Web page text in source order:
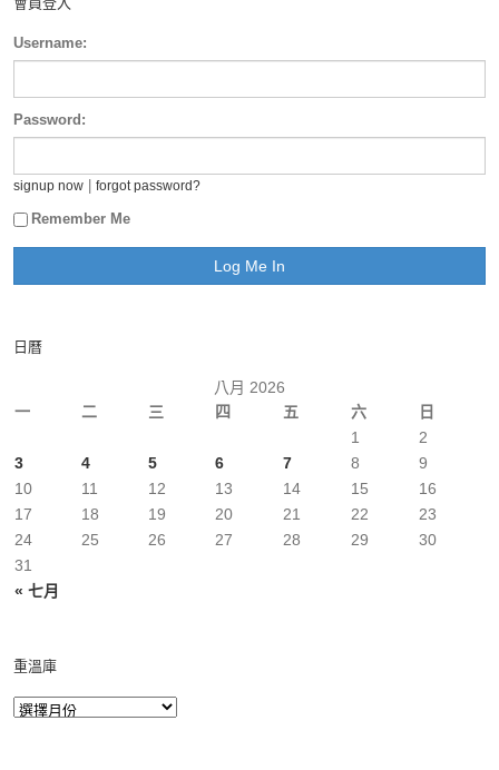
Username:
Password:
signup now forgot password?
Remember Me
日曆
八月 2026
一
二 三 四 五 六 日
« 七月
1
2
3
4 5 6 7 8
9
10
11 12 13 14 15
16
17
18 19 20 21 22
23
24
25 26 27 28 29
30
31
重溫庫